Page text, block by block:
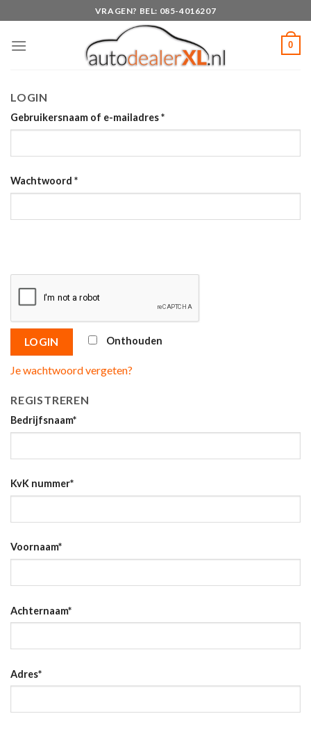
to
content
VRAGEN? BEL: 085-4016207
0
LOGIN
Gebruikersnaam of e-mailadres*
Wachtwoord *
LOGIN Onthouden
Je wachtwoord vergeten?
REGISTREREN
Bedrijfsnaam*
KvK nummer*
Voornaam*
Achternaam*
Adres*